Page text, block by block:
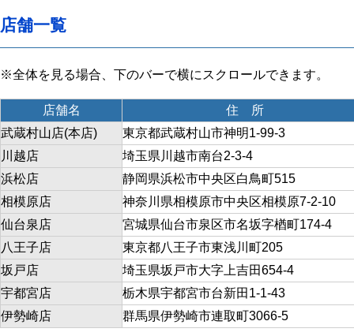
店舗一覧
店舗名
住 所
武蔵村山店(本店)
東京都武蔵村山市神明1-99-3
川越店
埼玉県川越市南台2-3-4
浜松店
静岡県浜松市中央区白鳥町515
相模原店
神奈川県相模原市中央区相模原7-2-10
仙台泉店
宮城県仙台市泉区市名坂字楢町174-4
八王子店
東京都八王子市東浅川町205
坂戸店
埼玉県坂戸市大字上吉田654-4
宇都宮店
栃木県宇都宮市台新田1-1-43
伊勢崎店
群馬県伊勢崎市連取町3066-5